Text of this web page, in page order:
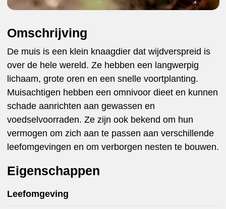
Omschrijving
De muis is een klein knaagdier dat wijdverspreid is
over de hele wereld. Ze hebben een langwerpig
lichaam, grote oren en een snelle voortplanting.
Muisachtigen hebben een omnivoor dieet en kunnen
schade aanrichten aan gewassen en
voedselvoorraden. Ze zijn ook bekend om hun
vermogen om zich aan te passen aan verschillende
leefomgevingen en om verborgen nesten te bouwen.
Eigenschappen
Leefomgeving